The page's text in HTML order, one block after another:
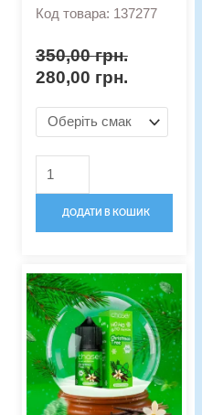
Код товара: 137277
350,00грн.
280,00 грн.
ДОДАТИ В КОШИК
Оригінальна
ціна:
340,00 грн..
Поточна
ціна:
260,00
Набір
для
рідини
Chaser
Christmas
5%